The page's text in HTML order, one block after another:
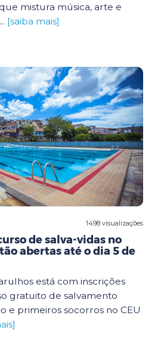
mistura música, arte e
[saiba mais]
1498 visualizações
de salva-vidas no
abertas até o dia 5 de
está com inscrições
gratuito de salvamento
e primeiros socorros no CEU